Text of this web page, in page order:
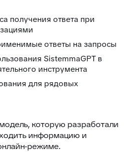
получения ответа при
ответы на запросы
SistemmaGPT в
инструмента
для рядовых
которую разработали
информацию и
режиме.